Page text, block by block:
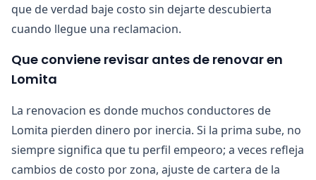
que de verdad baje costo sin dejarte descubierta
cuando llegue una reclamacion.
Que conviene revisar antes de renovar en
Lomita
La renovacion es donde muchos conductores de
Lomita pierden dinero por inercia. Si la prima sube, no
siempre significa que tu perfil empeoro; a veces refleja
cambios de costo por zona, ajuste de cartera de la